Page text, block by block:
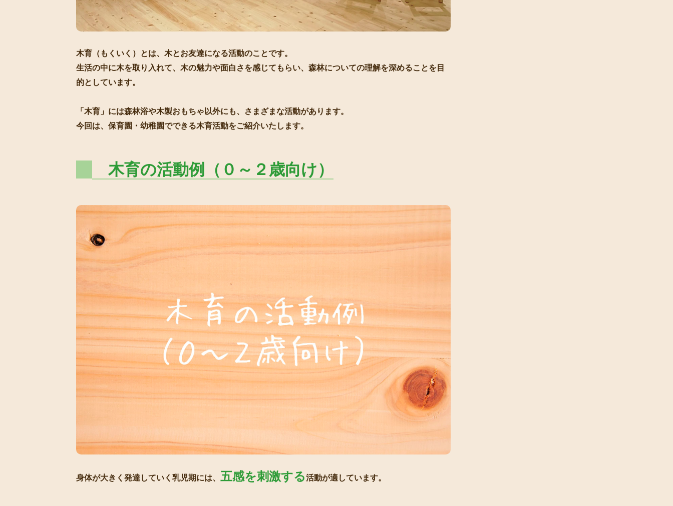
木育（もくいく）とは、木とお友達になる活動のことです。
生活の中に木を取り入れて、木の魅力や面白さを感じてもらい、森林についての理解を深めることを目
的としています。
「木育」には森林浴や木製おもちゃ以外にも、さまざまな活動があります。
今回は、保育園・幼稚園でできる木育活動をご紹介いたします。
木育の活動例（０～２歳向け）
身体が大きく発達していく乳児期には、 五感を刺激する活動が適しています。